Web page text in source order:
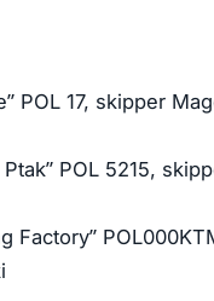
POL 17, skipper
POL 5215,
Factory”